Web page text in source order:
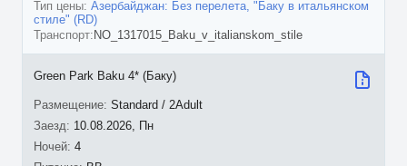
Азербайджан: Без перелета, "Баку в итальянском
стиле" (RD)
NO_1317015_Baku_v_italianskom_stile
10.08.2026, Пн
4
Green Park Baku 4* (Баку)
Standard / 2Adult